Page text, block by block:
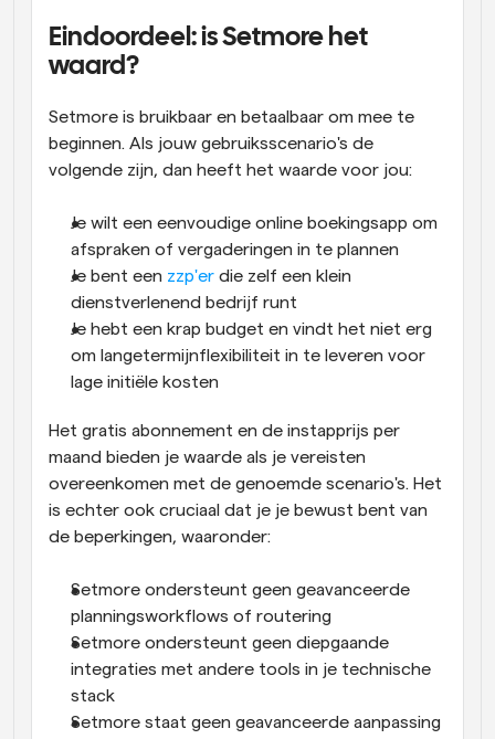
Eindoordeel: is Setmore het
waard?
Setmore is bruikbaar en betaalbaar om mee te
beginnen. Als jouw gebruiksscenario's de
volgende zijn, dan heeft het waarde voor jou:
Je wilt een eenvoudige online boekingsapp om
afspraken of vergaderingen in te plannen
Je bent een zzp'er die zelf een klein
dienstverlenend bedrijf runt
Je hebt een krap budget en vindt het niet erg
om langetermijnflexibiliteit in te leveren voor
lage initiële kosten
Het gratis abonnement en de instapprijs per
maand bieden je waarde als je vereisten
overeenkomen met de genoemde scenario's. Het
is echter ook cruciaal dat je je bewust bent van
de beperkingen, waaronder:
Setmore ondersteunt geen geavanceerde
planningsworkflows of routering
Setmore ondersteunt geen diepgaande
integraties met andere tools in je technische
stack
Setmore staat geen geavanceerde aanpassing